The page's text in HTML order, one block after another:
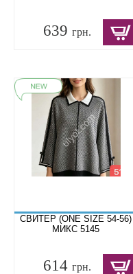
639 грн.
СВИТЕР (ONE SIZE 54-56)
МИКС 5145
614 грн.